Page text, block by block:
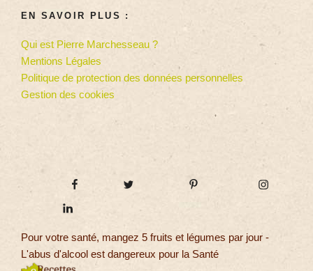
EN SAVOIR PLUS :
Qui est Pierre Marchesseau ?
Mentions Légales
Politique de protection des données personnelles
Gestion des cookies
Pour votre santé, mangez 5 fruits et légumes par jour -
L'abus d'alcool est dangereux pour la Santé